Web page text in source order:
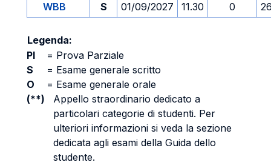
WBB
S 01/09/2027 11.30 0
Legenda:
PI
= Prova Parziale
S
= Esame generale scritto
O
= Esame generale orale
(**)
Appello straordinario dedicato a
particolari categorie di studenti. Per
ulteriori informazioni si veda la sezione
dedicata agli esami della Guida dello
studente.